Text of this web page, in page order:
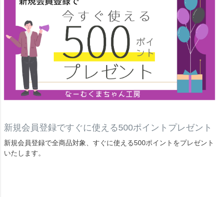
新規会員登録ですぐに使える500ポイントプレゼント
新規会員登録で全商品対象、すぐに使える500ポイントをプレゼント
いたします。